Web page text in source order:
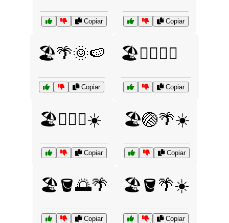
Copiar Copiar
🏖️🌴🌞🍉
Copiar
🏖️🏄‍♀️🌊🍹
Copiar
🏖️🏄‍♂️🌊☀️
Copiar
🏖️🏐🌴☀️
Copiar
🏖️🪣🌅🌴
Copiar
🏖️🪣🌴☀️
Copiar